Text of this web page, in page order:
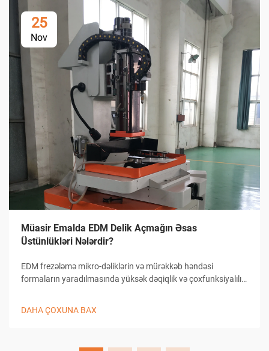
25
Nov
Müasir Emalda EDM Delik Açmağın Əsas
Üstünlükləri Nələrdir?
EDM frezələmə mikro-dəliklərin və mürəkkəb həndəsi
formaların yaradılmasında yüksək dəqiqlik və çoxfunksiyalılıq
elektrik boşaldılmasından istifadə edir və beləcə istehsal...
DAHA ÇOXUNA BAX